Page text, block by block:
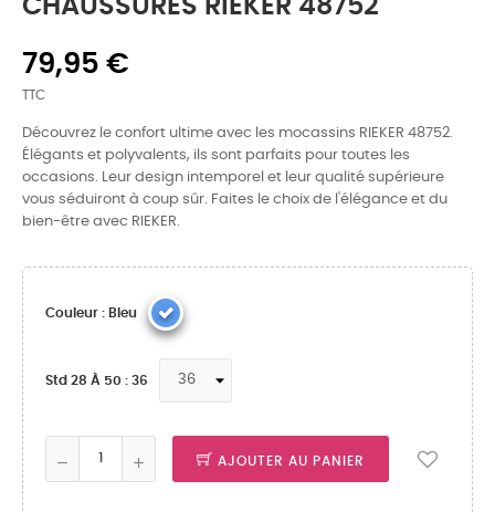
CHAUSSURES RIEKER 48752
79,95 €
TTC
Découvrez le confort ultime avec les mocassins RIEKER 48752.
Élégants et polyvalents, ils sont parfaits pour toutes les
occasions. Leur design intemporel et leur qualité supérieure
vous séduiront à coup sûr. Faites le choix de l'élégance et du
bien-être avec RIEKER.
Couleur : Bleu
Std 28 À 50 : 36
AJOUTER AU PANIER